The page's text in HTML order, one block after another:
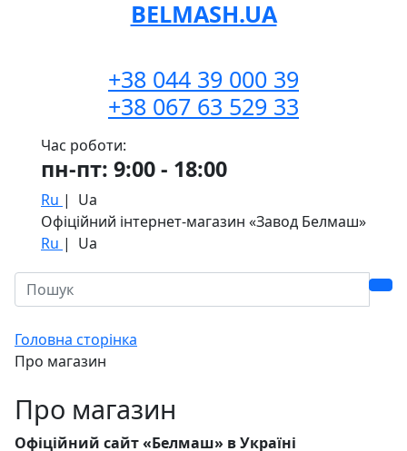
BELMASH.UA
+38 044 39 000 39
+38 067 63 529 33
Час роботи:
пн-пт: 9:00 - 18:00
Ru | Ua
Офіційний інтернет-магазин «Завод Белмаш»
Ru | Ua
Головна сторінка
Про магазин
Про магазин
Офіційний сайт «Белмаш» в Україні